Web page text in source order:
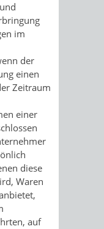
im
der
einen
Zeitraum
einer
diese
Waren
auf